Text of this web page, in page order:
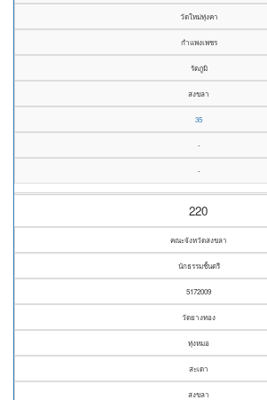
วัดใหม่ทุ่งคา
กำแพงเพชร
รัตภูมิ
สงขลา
35
-
-
220
คณะจังหวัดสงขลา
นักธรรมชั้นตรี
5172009
วัดยางทอง
ทุ่งหมอ
สะเดา
สงขลา